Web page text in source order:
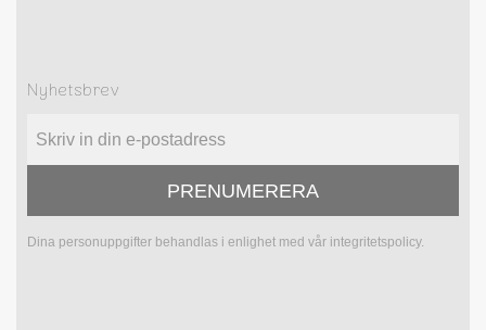
Nyhetsbrev
PRENUMERERA
Dina personuppgifter behandlas i enlighet med vår integritetspolicy.